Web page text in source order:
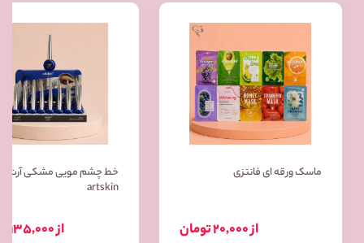
ماسک ورقه ای فانتزی
از 20,000 تومان
خط چشم مویی مشکی آرت
artskin
از 135,000 تومان